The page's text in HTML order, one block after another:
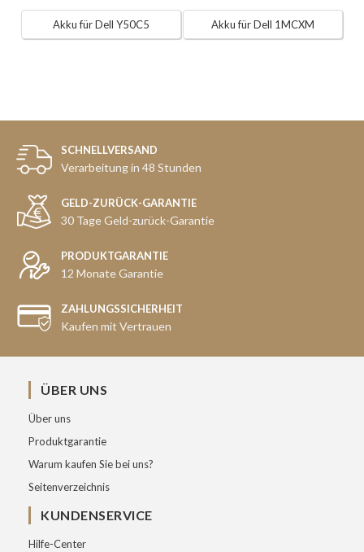
Akku für Dell Y50C5 Akku für Dell 1MCXM
SCHNELLVERSAND
Verarbeitung in 48 Stunden
GELD-ZURÜCK-GARANTIE
30 Tage Geld-zurück-Garantie
PRODUKTGARANTIE
12 Monate Garantie
ZAHLUNGSSICHERHEIT
Kaufen mit Vertrauen
ÜBER UNS
Über uns
Produktgarantie
Warum kaufen Sie bei uns?
Seitenverzeichnis
KUNDENSERVICE
Hilfe-Center